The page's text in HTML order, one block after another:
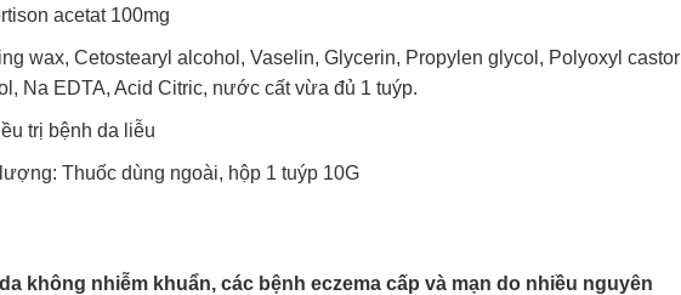
acetat 100mg
wax, Cetostearyl alcohol, Vaselin, Glycerin, Propylen glycol, Polyoxyl castor
Na EDTA, Acid Citric, nước cất vừa đủ 1 tuýp.
trị bệnh da liễu
Thuốc dùng ngoài, hộp 1 tuýp 10G
không nhiễm khuẩn, các bệnh eczema cấp và mạn do nhiều nguyên